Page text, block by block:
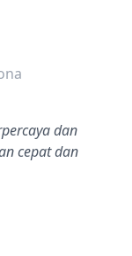
lima
dan
cepat dan